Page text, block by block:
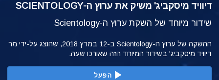
דיוויד מיסקביג' משיק את ערוץ ה-SCIENTOLOGY
שידור מיוחד של השקת ערוץ ה-Scientology
ההשקה של ערוץ ה-Scientology ב-12 במרץ 2018, שהוצג על-ידי מר
דיוויד מיסקביג' בשידור המיוחד הזה שאורכו שעה.
הפעל